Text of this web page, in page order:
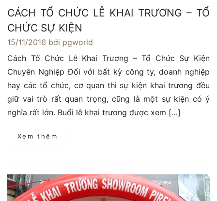
CÁCH TỔ CHỨC LỄ KHAI TRƯƠNG – TỔ
CHỨC SỰ KIỆN
15/11/2016 bởi pgworld
Cách Tổ Chức Lễ Khai Trương – Tổ Chức Sự Kiện
Chuyên Nghiệp Đối với bất kỳ công ty, doanh nghiệp
hay các tổ chức, cơ quan thì sự kiện khai trương đều
giữ vai trò rất quan trọng, cũng là một sự kiện có ý
nghĩa rất lớn. Buổi lễ khai trương được xem […]
Xem thêm